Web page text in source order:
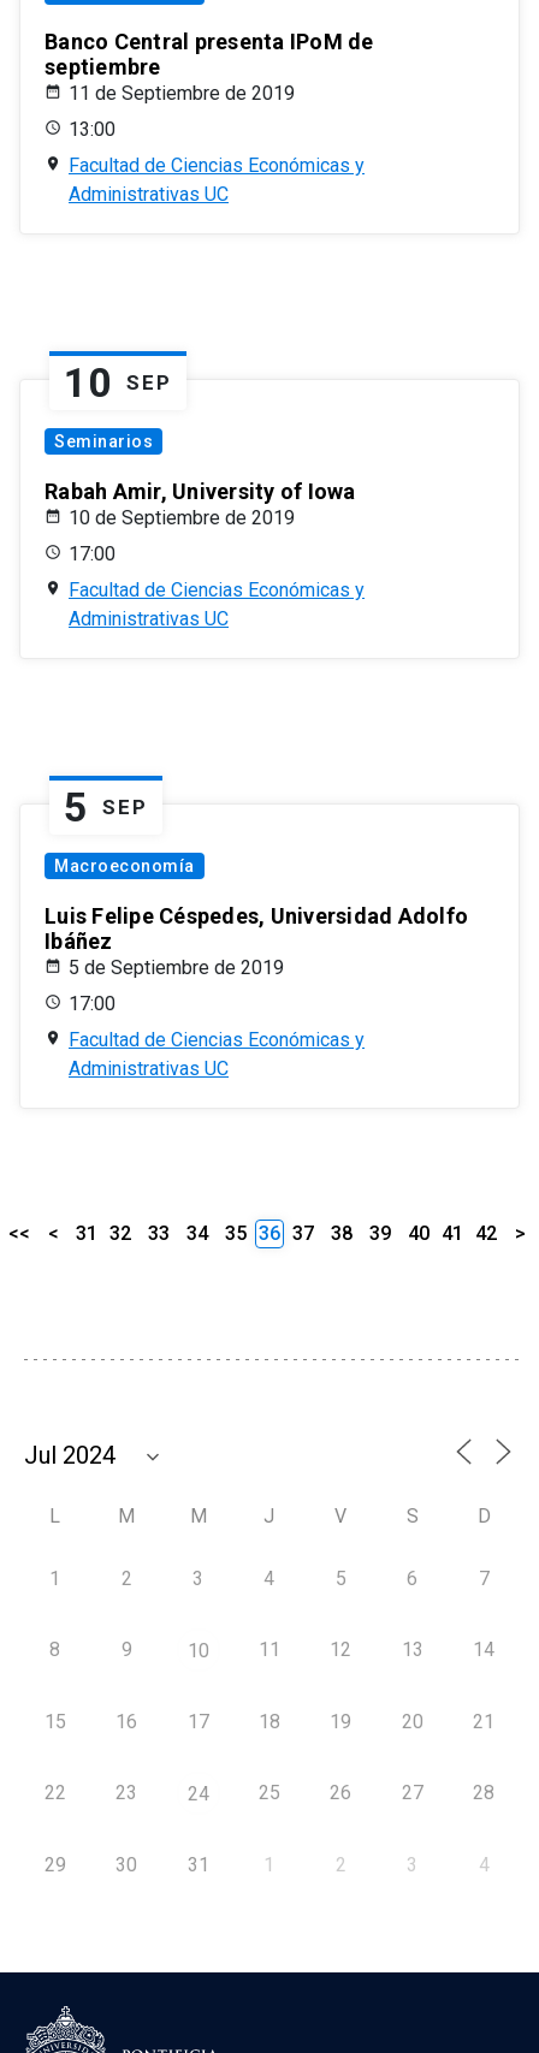
Banco Central presenta IPoM de
septiembre
11 de Septiembre de 2019
13:00
Facultad de Ciencias Económicas y
Administrativas UC
10 SEP
Seminarios
Rabah Amir, University of Iowa
10 de Septiembre de 2019
17:00
Facultad de Ciencias Económicas y
Administrativas UC
5 SEP
Macroeconomía
Luis Felipe Céspedes, Universidad Adolfo
Ibáñez
5 de Septiembre de 2019
17:00
Facultad de Ciencias Económicas y
Administrativas UC
<< < 31 32 33 34 35 36 37 38 39 40 41 42 >
L M M J V S D
1 2 3 4 5 6 7
8 9 10 11 12 13 14
15 16 17 18 19 20 21
22 23 24 25 26 27 28
29 30 31 1 2 3 4